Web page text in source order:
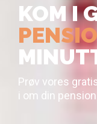
KOM I
Prøv vores
i om din